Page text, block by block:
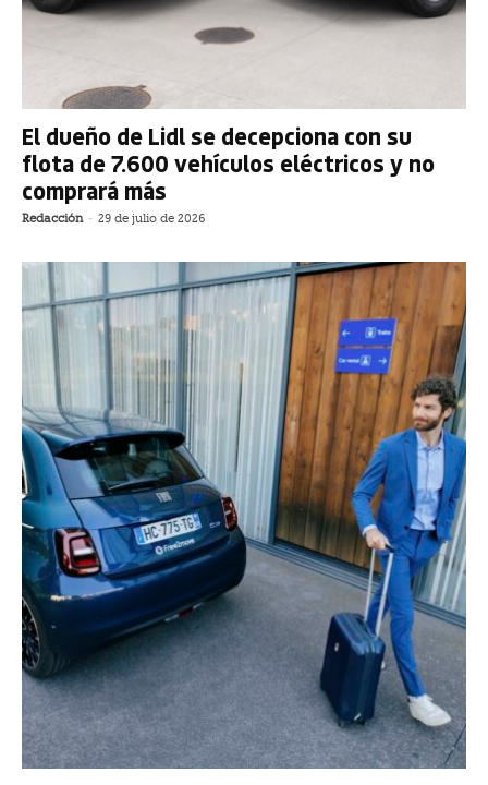
El dueño de Lidl se decepciona con su
flota de 7.600 vehículos eléctricos y no
comprará más
Redacción - 29 de julio de 2026